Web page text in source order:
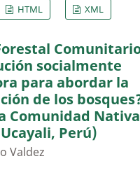
HTML XML
socialmente
para abordar la
de los
Comunidad Nativa
Perú)
Valdez